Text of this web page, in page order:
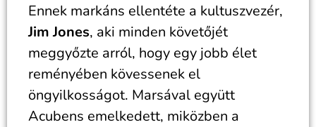
Ennek markáns ellentéte a kultuszvezér,
Jim Jones, aki minden követőjét
meggyőzte arról, hogy egy jobb élet
reményében kövessenek el
öngyilkosságot. Marsával együtt
Acubens emelkedett, miközben a